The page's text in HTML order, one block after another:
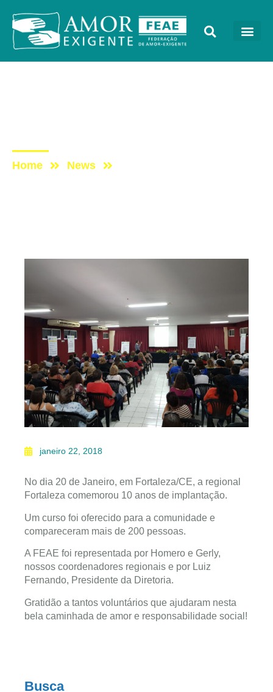
Home News
janeiro 22, 2018
No dia 20 de Janeiro, em Fortaleza/CE, a regional
Fortaleza comemorou 10 anos de implantação.
Um curso foi oferecido para a comunidade e
compareceram mais de 200 pessoas.
A FEAE foi representada por Homero e Gerly,
nossos coordenadores regionais e por Luiz
Fernando, Presidente da Diretoria.
Gratidão a tantos voluntários que ajudaram nesta
bela caminhada de amor e responsabilidade social!
Busca